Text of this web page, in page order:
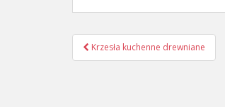
Nawigacja
wpisu
Krzesła kuchenne drewniane